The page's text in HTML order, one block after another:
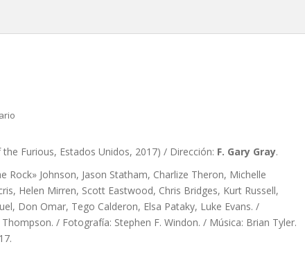
Furious, Estados Unidos, 2017) / Dirección: F. Gary Gray.
Rock» Johnson, Jason Statham, Charlize Theron, Michelle
Helen Mirren, Scott Eastwood, Chris Bridges, Kurt Russell,
Don Omar, Tego Calderon, Elsa Pataky, Luke Evans. /
/ Fotografía: Stephen F. Windon. / Música: Brian Tyler.